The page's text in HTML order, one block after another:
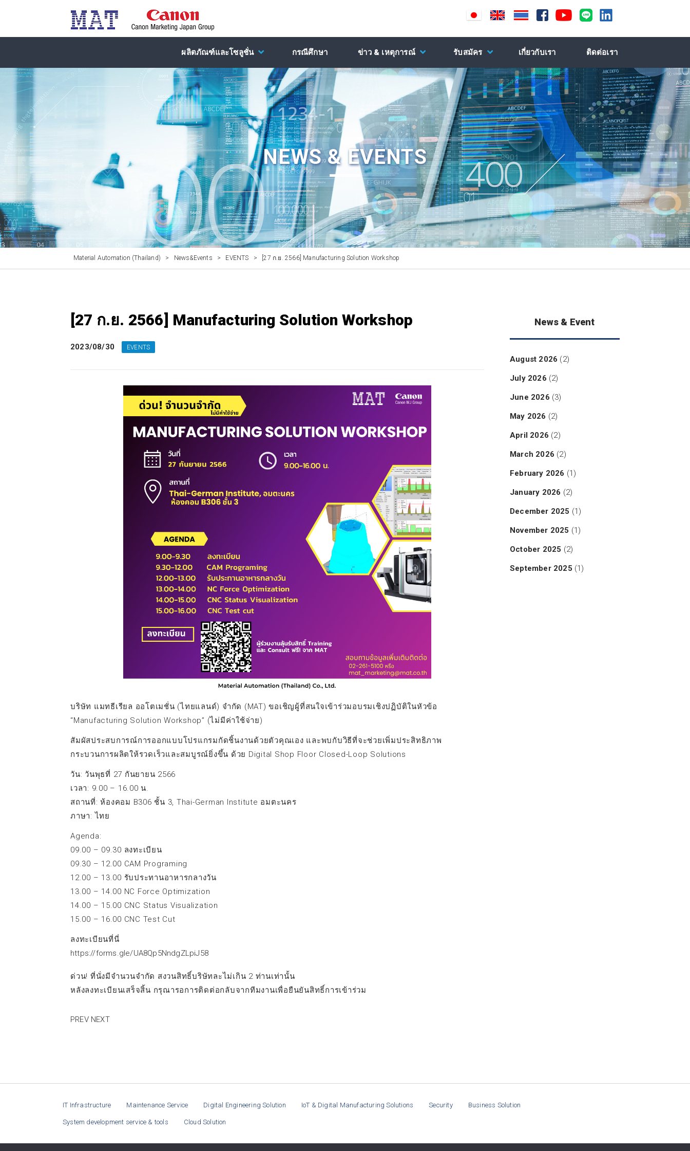
ผลิตภัณฑ์และโซลูชั่น กรณีศึกษา ข่าว & เหตุการณ์ รับสมัคร เกี่ยวกับเรา ติดต่อเรา
NEWS & EVENTS
Material Automation (Thailand) > News&Events > EVENTS > [27 ก.ย. 2566] Manufacturing Solution Workshop
[27 ก.ย. 2566] Manufacturing Solution Workshop
2023/08/30 EVENTS
บริษัท แมทธีเรียล ออโตเมชั่น (ไทยแลนด์) จำกัด (MAT) ขอเชิญผู้ที่สนใจเข้าร่วมอบรมเชิงปฏิบัติในหัวข้อ
“Manufacturing Solution Workshop” (ไม่มีค่าใช้จ่าย)
สัมผัสประสบการณ์การออกแบบโปรแกรมกัดชิ้นงานด้วยตัวคุณเอง และพบกับวิธีที่จะช่วยเพิ่มประสิทธิภาพ
กระบวนการผลิตให้รวดเร็วและสมบูรณ์ยิ่งขึ้น ด้วย Digital Shop Floor Closed-Loop Solutions
วัน: วันพุธที่ 27 กันยายน 2566
เวลา: 9.00 – 16.00 น.
สถานที่: ห้องคอม B306 ชั้น 3, Thai-German Institute อมตะนคร
ภาษา: ไทย
Agenda:
09.00 – 09.30 ลงทะเบียน
09.30 – 12.00 CAM Programing
12.00 – 13.00 รับประทานอาหารกลางวัน
13.00 – 14.00 NC Force Optimization
14.00 – 15.00 CNC Status Visualization
15.00 – 16.00 CNC Test Cut
ลงทะเบียนที่นี่
https://forms.gle/UA8Qp5NndgZLpiJ58
ด่วน! ที่นั่งมีจำนวนจำกัด สงวนสิทธิ์บริษัทละไม่เกิน 2 ท่านเท่านั้น
หลังลงทะเบียนเสร็จสิ้น กรุณารอการติดต่อกลับจากทีมงานเพื่อยืนยันสิทธิ์การเข้าร่วม
PREV NEXT
News & Event
August 2026 (2)
July 2026 (2)
June 2026 (3)
May 2026 (2)
April 2026 (2)
March 2026 (2)
February 2026 (1)
January 2026 (2)
December 2025 (1)
November 2025 (1)
October 2025 (2)
September 2025 (1)
IT Infrastructure Maintenance Service Digital Engineering Solution IoT & Digital Manufacturing Solutions Security Business Solution
System development service & tools Cloud Solution